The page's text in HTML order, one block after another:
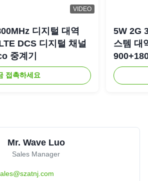
VIDEO
디지털 대역
DCS 디지털 채널
중계기
접촉하세요
5W 2G
스템 대
복기
Mr. Wave Luo
Sales Manager